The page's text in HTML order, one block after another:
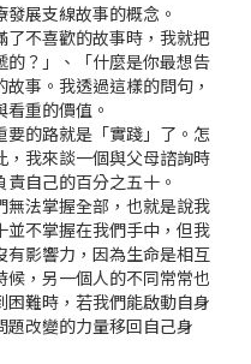
展支線故事的概念。
不喜歡的故事時，我就把
？」、「什麼是你最想告
事。我透過這樣的問句，
重的價值。
要的路就是「實踐」了。怎
我來談一個與父母諮詢時
自己的百分之五十。
法掌握全部，也就是說我
不掌握在我們手中，但我
影響力，因為生命是相互
，另一個人的不同常常也
難時，若我們能啟動自身
改變的力量移回自己身